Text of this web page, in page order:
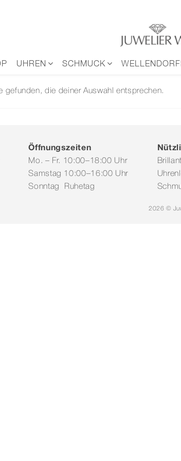
UHREN SCHMUCK
gefunden, die deiner Auswahl entsprechen.
Öffnungszeiten
Mo. – Fr. 10:00–18:00 Uhr
Samstag 10:00–16:00 Uhr
Sonntag Ruhetag
2026 ©